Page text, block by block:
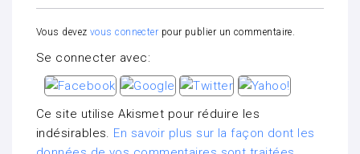
Vous devez vous connecter pour publier un commentaire.
Se connecter avec:
Ce site utilise Akismet pour réduire les
indésirables. En savoir plus sur la façon dont les